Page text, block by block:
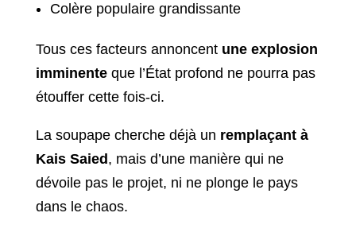
Colère populaire grandissante
Tous ces facteurs annoncent une explosion
imminenteque l’État profond ne pourra pas
étouffer cette fois-ci.
La soupape cherche déjà un remplaçant à
Kais Saied , mais d’une manière qui ne
dévoile pas le projet, ni ne plonge le pays
dans le chaos.